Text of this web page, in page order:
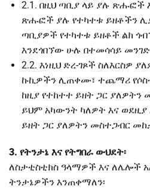
2.1. በዚህ ጣቢያ ላይ ያሉ ጽሑፎች
ጽሑፎች ያሉ የተካተቱ ይዘቶችን
ጣቢያዎች የተካተቱ ይዘቶች ልክ
እንደጎበኘው ሁሉ በተመሳሳይ
2.2. እነዚህ ድረ-ገጾች ስለእርስዎ
ኩኪዎችን ሊጠቀሙ፣ ተጨማሪ
ከዚያ የተከተተ ይዘት ጋር
ይህም አካውንት ካለዎት እና
ይዘት ጋር ያለዎትን መስተጋብር
3. የትንታኔ እና የትግበራ ውህደት፡
ለስታቲስቲክስ ዓላማዎች እና ለሌሎች
ትንታኔዎችን እንጠቀማለን፡